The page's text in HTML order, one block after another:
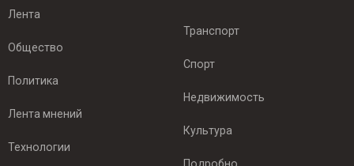
Лента
Общество
Политика
Лента мнений
Технологии
Транспорт
Спорт
Недвижимость
Культура